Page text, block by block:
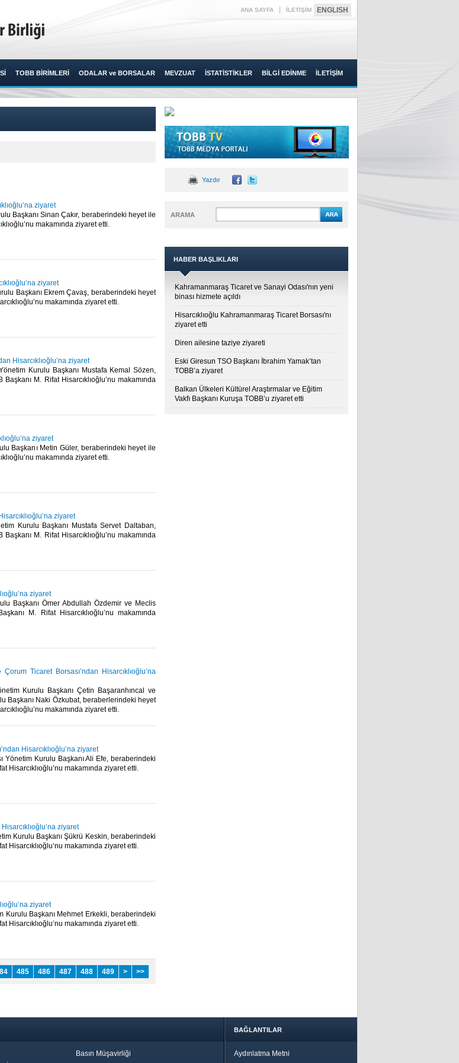
ANA SAYFA İLETİŞİM ENGLISH
TOBB BİRİMLERİ ODALAR ve BORSALAR MEVZUAT İSTATİSTİKLER BİLGİ EDİNME İLETİŞİM
ziyaret
Başkanı Sinan Çakır, beraberindeki heyet ile
makamında ziyaret etti.​
ziyaret
Başkanı Ekrem Çavaş, beraberindeki heyet
makamında ziyaret etti.​
Hisarcıklıoğlu’na ziyaret
Kurulu Başkanı Mustafa Kemal Sözen,
M. Rifat Hisarcıklıoğlu’nu makamında
ziyaret
Başkanı Metin Güler, beraberindeki heyet ile
makamında ziyaret etti.​
ziyaret
Kurulu Başkanı Mustafa Servet Daltaban,
M. Rifat Hisarcıklıoğlu’nu makamında
ziyaret
Başkanı Ömer Abdullah Özdemir ve Meclis
M. Rifat Hisarcıklıoğlu’nu makamında
Ticaret Borsası’ndan Hisarcıklıoğlu’na
Kurulu Başkanı Çetin Başaranhıncal ve
Başkanı Naki Özkubat, beraberlerindeki heyet
makamında ziyaret etti.​
Hisarcıklıoğlu’na ziyaret
Yönetim Kurulu Başkanı Ali Efe, beraberindeki
Hisarcıklıoğlu’nu makamında ziyaret etti.​
ziyaret
Kurulu Başkanı Şükrü Keskin, beraberindeki
Hisarcıklıoğlu’nu makamında ziyaret etti.​
ziyaret
Kurulu Başkanı Mehmet Erkekli, beraberindeki
Hisarcıklıoğlu’nu makamında ziyaret etti.​
485 486 487 488 489 > >>
Yazdır
ARAMA
HABER BAŞLIKLARI
Kahramanmaraş Ticaret ve Sanayi Odası'nın yeni
binası hizmete açıldı
Hisarcıklıoğlu Kahramanmaraş Ticaret Borsası'nı
ziyaret etti
Diren ailesine taziye ziyareti
Eski Giresun TSO Başkanı İbrahim Yamak’tan
TOBB’a ziyaret
Balkan Ülkeleri Kültürel Araştırmalar ve Eğitim
Vakfı Başkanı Kuruşa TOBB’u ziyaret etti
Basın Müşavirliği
BAĞLANTILAR
Aydınlatma Metni